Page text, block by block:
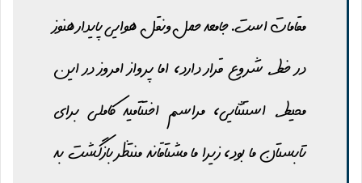
مقامات است. جامعه حمل‌ونقل هوایی پایدار هنوز
در خط شروع قرار دارد، اما پرواز امروز در این
محیط استثنایی، مراسم اختتامیه کاملی برای
تابستان ما بود، زیرا ما مشتاقانه منتظر بازگشت به